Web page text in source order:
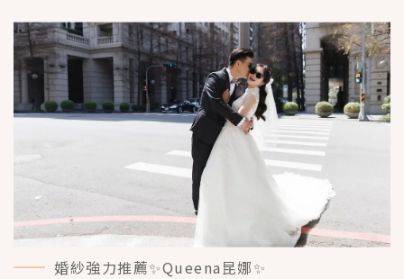
婚紗強力推薦✨Queena昆娜✨